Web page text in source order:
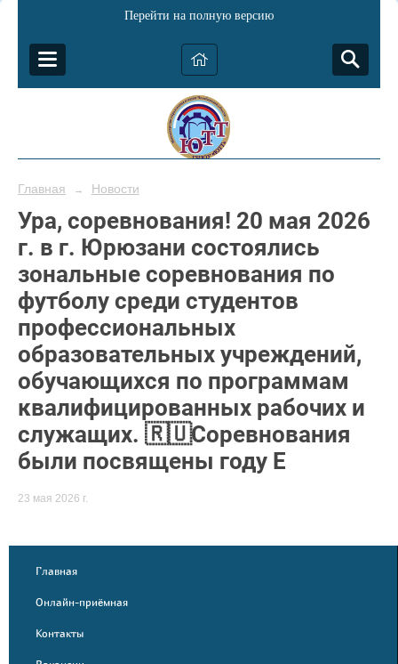
Перейти на полную версию
Главная → Новости
Ура, соревнования! 20 мая 2026
г. в г. Юрюзани состоялись
зональные соревнования по
футболу среди студентов
профессиональных
образовательных учреждений,
обучающихся по программам
квалифицированных рабочих и
служащих. 🇷🇺Соревнования
были посвящены году Е
23 мая 2026 г.
Главная
Онлайн-приёмная
Контакты